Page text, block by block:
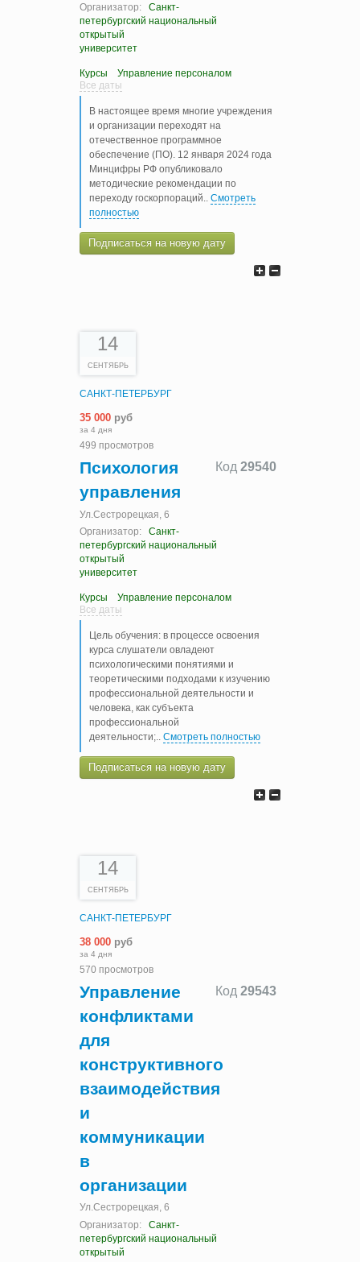
Организатор:
Санкт-
петербургский национальный
открытый
университет
Курсы
Управление персоналом
Все даты
В настоящее время многие учреждения
и организации переходят на
отечественное программное
обеспечение (ПО). 12 января 2024 года
Минцифры РФ опубликовало
методические рекомендации по
переходу госкорпораций.. Смотреть
полностью
Подписаться на новую дату
14
СЕНТЯБРЬ
САНКТ-ПЕТЕРБУРГ
35 000 руб
за 4 дня
499 просмотров
Код 29540
Психология
управления
Ул.Сестрорецкая, 6
Организатор:
Санкт-
петербургский национальный
открытый
университет
Курсы
Управление персоналом
Все даты
Цель обучения: в процессе освоения
курса слушатели овладеют
психологическими понятиями и
теоретическими подходами к изучению
профессиональной деятельности и
человека, как субъекта
профессиональной
деятельности;.. Смотреть полностью
Подписаться на новую дату
14
СЕНТЯБРЬ
САНКТ-ПЕТЕРБУРГ
38 000 руб
за 4 дня
570 просмотров
Код 29543
Управление
конфликтами
для
конструктивного
взаимодействия
и
коммуникации
в
организации
Ул.Сестрорецкая, 6
Организатор:
Санкт-
петербургский национальный
открытый